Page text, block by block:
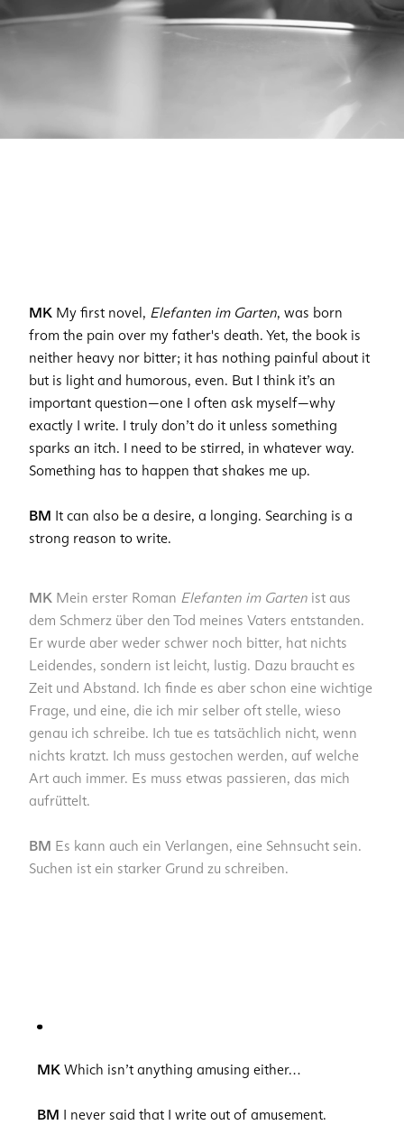
MK My first novel, Elefanten im Garten, was born
from the pain over my father's death. Yet, the book is
neither heavy nor bitter; it has nothing painful about it
but is light and humorous, even. But I think it’s an
important question—one I often ask myself—why
exactly I write. I truly don’t do it unless something
sparks an itch. I need to be stirred, in whatever way.
Something has to happen that shakes me up.
BM It can also be a desire, a longing. Searching is a
strong reason to write.
MK Mein erster Roman Elefanten im Garten ist aus
dem Schmerz über den Tod meines Vaters entstanden.
Er wurde aber weder schwer noch bitter, hat nichts
Leidendes, sondern ist leicht, lustig. Dazu braucht es
Zeit und Abstand. Ich finde es aber schon eine wichtige
Frage, und eine, die ich mir selber oft stelle, wieso
genau ich schreibe. Ich tue es tatsächlich nicht, wenn
nichts kratzt. Ich muss gestochen werden, auf welche
Art auch immer. Es muss etwas passieren, das mich
aufrüttelt.
BM Es kann auch ein Verlangen, eine Sehnsucht sein.
Suchen ist ein starker Grund zu schreiben.
MK Which isn’t anything amusing either…
BM I never said that I write out of amusement.